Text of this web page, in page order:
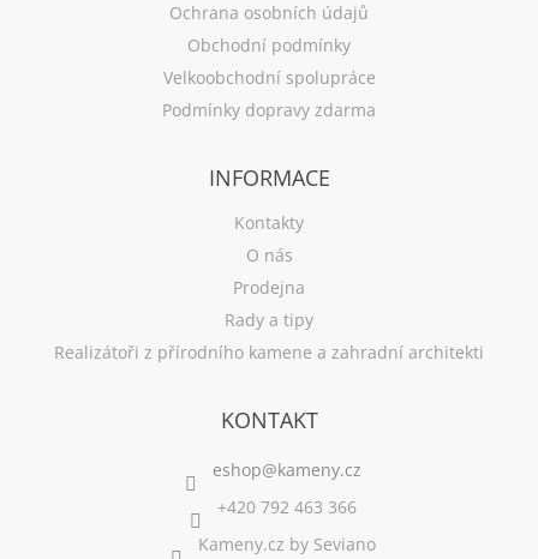
Ochrana osobních údajů
Obchodní podmínky
Velkoobchodní spolupráce
Podmínky dopravy zdarma
INFORMACE
Kontakty
O nás
Prodejna
Rady a tipy
Realizátoři z přírodního kamene a zahradní architekti
KONTAKT
+420 792 463 366
Kameny.cz by Seviano